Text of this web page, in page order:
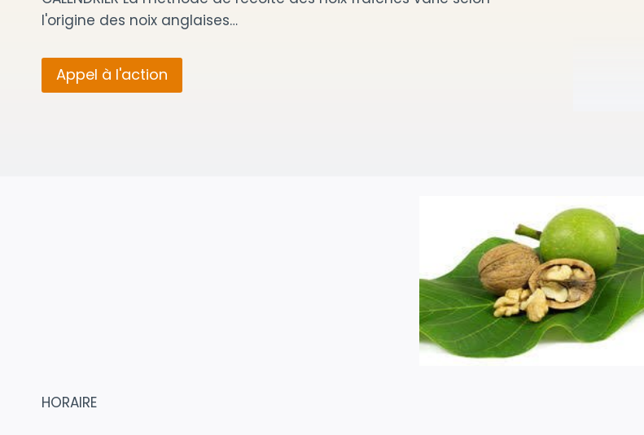
l'origine des noix anglaises…
Appel à l'action
HORAIRE